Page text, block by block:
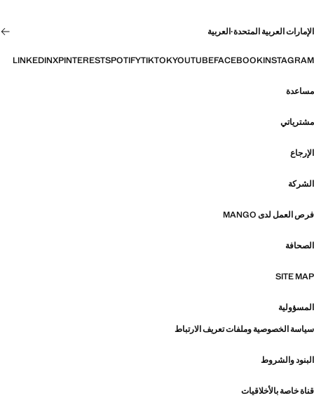
الإمارات العربية المتحدة·العربية
INSTAGRAM
FACEBOOK
YOUTUBE
TIKTOK
SPOTIFY
PINTEREST
X
LINKEDIN
مساعدة
مشترياتي
الإرجاع
الشركة
فرص العمل لدى MANGO
الصحافة
SITE MAP
المسؤولية
سياسة الخصوصية وملفات تعريف الارتباط
البنود والشروط
قناة خاصة بالأخلاقيات